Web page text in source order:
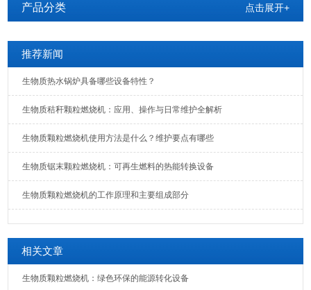
产品分类 点击展开+
推荐新闻
生物质热水锅炉具备哪些设备特性？
生物质秸秆颗粒燃烧机：应用、操作与日常维护全解析
生物质颗粒燃烧机使用方法是什么？维护要点有哪些
生物质锯末颗粒燃烧机：可再生燃料的热能转换设备
生物质颗粒燃烧机的工作原理和主要组成部分
相关文章
生物质颗粒燃烧机：绿色环保的能源转化设备